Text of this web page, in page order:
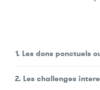
1. Les dons ponctuels
2. Les challenges